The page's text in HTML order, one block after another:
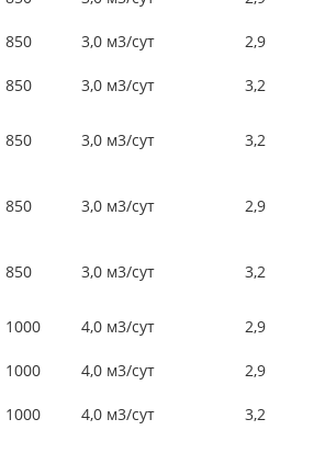
850 3,0 м3/сут
2,9
850 3,0 м3/сут
3,2
850 3,0 м3/сут 3,2
850 3,0 м3/сут 2,9
850 3,0 м3/сут 3,2
1000 4,0 м3/сут
2,9
1000 4,0 м3/сут
2,9
1000 4,0 м3/сут
3,2